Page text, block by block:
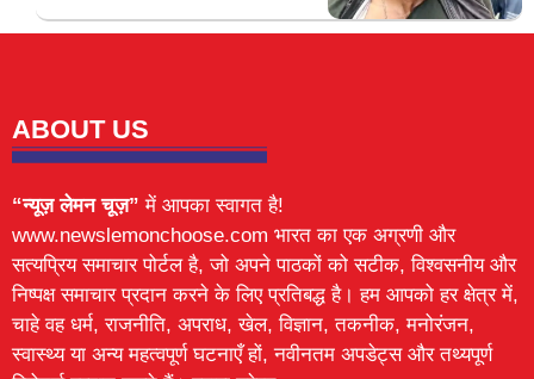
ABOUT US
“न्यूज़ लेमन चूज़” में आपका स्वागत है!
www.newslemonchoose.com भारत का एक अग्रणी और
सत्यप्रिय समाचार पोर्टल है, जो अपने पाठकों को सटीक, विश्वसनीय और
निष्पक्ष समाचार प्रदान करने के लिए प्रतिबद्ध है। हम आपको हर क्षेत्र में,
चाहे वह धर्म, राजनीति, अपराध, खेल, विज्ञान, तकनीक, मनोरंजन,
स्वास्थ्य या अन्य महत्वपूर्ण घटनाएँ हों, नवीनतम अपडेट्स और तथ्यपूर्ण